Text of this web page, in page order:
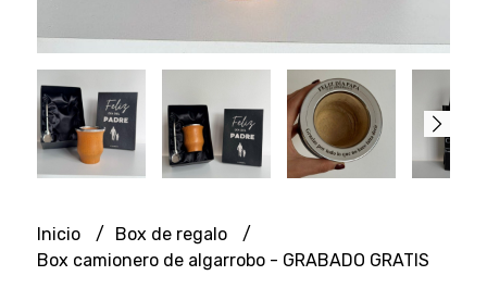
Inicio
Box de regalo
Box camionero de algarrobo - GRABADO GRATIS